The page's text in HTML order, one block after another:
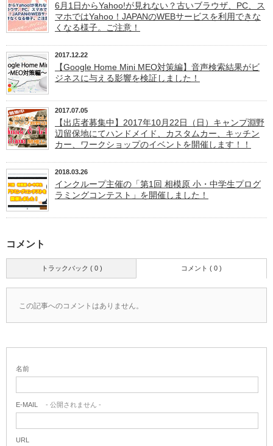
6月1日からYahoo!が見れない？古いブラウザ、PC、ス
マホではYahoo！JAPANのWEBサービスを利用できな
くなる様子。ご注意！
2017.12.22
【Google Home Mini MEO対策編】音声検索結果がビ
ジネスに与える影響を検証しました！
2017.07.05
【出店者募集中】2017年10月22日（日）キャンプ淵野
辺留保地にてハンドメイド、カスタムカー、キッチン
カー、ワークショップのイベントを開催します！！
2018.03.26
インクループ主催の「第1回 相模原 小・中学生プログ
ラミングコンテスト」を開催しました！
コメント
トラックバック ( 0 ) コメント ( 0 )
この記事へのコメントはありません。
名前
E-MAIL - 公開されません -
URL